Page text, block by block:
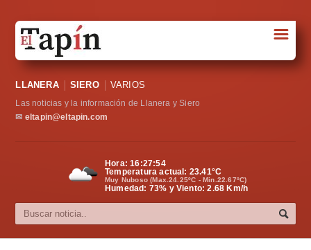
Sociedad
Política
Cultura
☰
LLANERA SIERO VARIOS
Las noticias y la información de Llanera y Siero
✉ eltapin@eltapin.com
Hora:16:27:54
Temperatura actual: 23.41°C
Muy Nuboso (Max.24.25ºC - Min.22.67ºC)
Humedad: 73% y Viento: 2.68 Km/h